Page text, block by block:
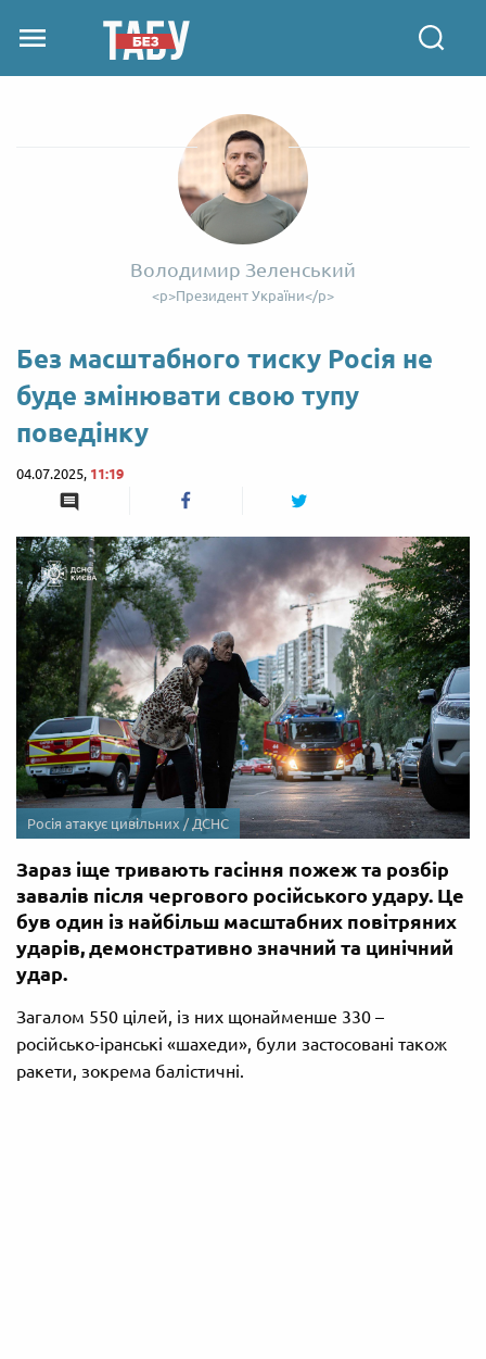
Володимир Зеленський
<p>Президент України</p>
Без масштабного тиску Росія не
буде змінювати свою тупу
поведінку
04.07.2025, 11:19
Росія атакує цивільних / ДСНС
Зараз іще тривають гасіння пожеж та розбір
завалів після чергового російського удару. Це
був один із найбільш масштабних повітряних
ударів, демонстративно значний та цинічний
удар.
Загалом 550 цілей, із них щонайменше 330 –
російсько-іранські «шахеди», були застосовані також
ракети, зокрема балістичні.